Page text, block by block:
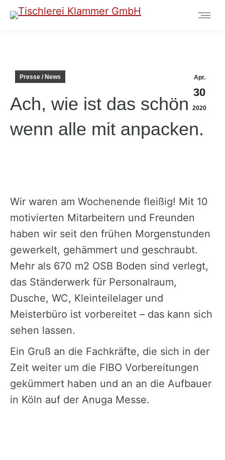
Apr.
30
2020
Presse / News
Ach, wie ist das schön …
wenn alle mit anpacken.
Wir waren am Wochenende fleißig! Mit 10
motivierten Mitarbeitern und Freunden
haben wir seit den frühen Morgenstunden
gewerkelt, gehämmert und geschraubt.
Mehr als 670 m2 OSB Boden sind verlegt,
das Ständerwerk für Personalraum,
Dusche, WC, Kleinteilelager und
Meisterbüro ist vorbereitet – das kann sich
sehen lassen.
Ein Gruß an die Fachkräfte, die sich in der
Zeit weiter um die FIBO Vorbereitungen
gekümmert haben und an an die Aufbauer
in Köln auf der Anuga Messe.